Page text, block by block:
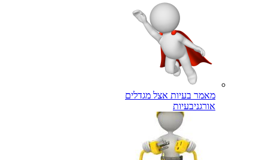
מאמר בעיות אצל מגדלים
אורגניבעיות